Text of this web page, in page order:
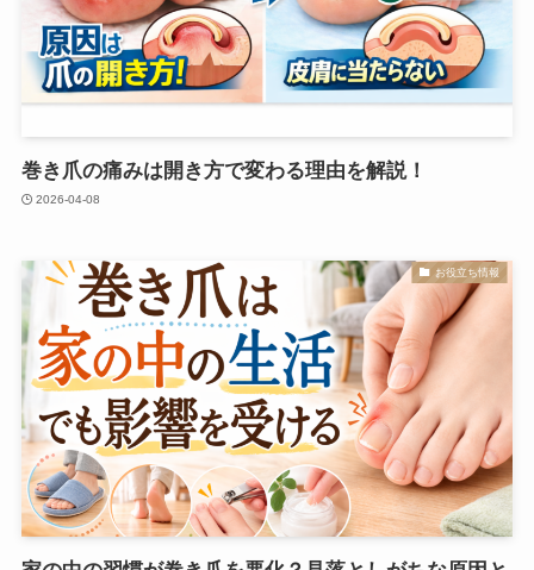
巻き爪の痛みは開き方で変わる理由を解説！
2026-04-08
お役立ち情報